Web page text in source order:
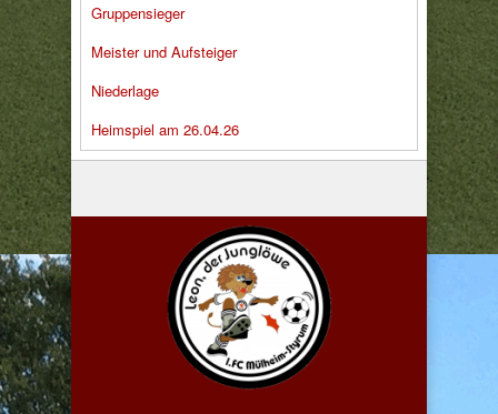
Gruppensieger
Meister und Aufsteiger
Niederlage
Heimspiel am 26.04.26